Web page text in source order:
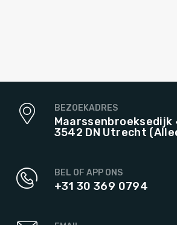
BEZOEKADRES
Maarssenbroeksedijk
3542 DN Utrecht
BEL OF APP ONS
+31 30 369 0794